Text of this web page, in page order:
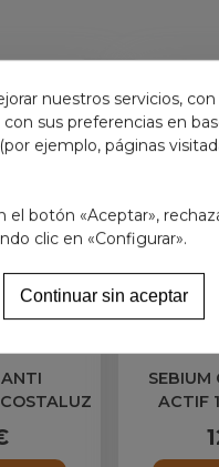
SEBIUM
ACTIF
nuestros servicios,
sus preferencias en
ejemplo, páginas
botón «Aceptar»,
clic en «Configurar».
Continuar sin aceptar